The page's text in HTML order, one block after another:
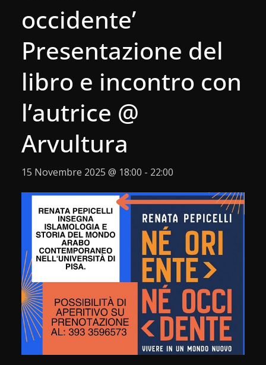
occidente’
Presentazione del
libro e incontro con
l’autrice @
Arvultura
15 Novembre 2025 @ 18:00 - 22:00